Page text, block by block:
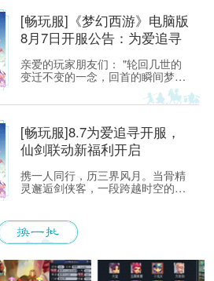
至9:30，请各位玩家相互转告，并
提前留意游戏时间，以免造成不必
要的损失。
[畅玩服]《梦幻西游》电脑版
8月7日开服公告：为爱追寻
亲爱的玩家朋友们： "轮回几世的
变迁不变的一念，回首的瞬间梦醒
融化如雪，盛开为你埋葬的誓
言"——当这首熟悉的旋律响起，每
烟火中的少侠，心头都会泛起阵阵
涟漪。那一瞬的悸动，是我们在锦
瑟年华中与梦幻相遇的美好，也是
响。
[畅玩服]8.7为爱追寻开服，
仙剑联动新福利开启
携一人同行，历三界风月。当骨精
灵邂逅剑侠客，一段跨越时空的浪